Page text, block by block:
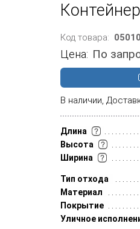
Код товара:
Цена: По
В наличии,
Длина
Высота
Ширина
Тип отхода
Материал
Покрытие
Уличное